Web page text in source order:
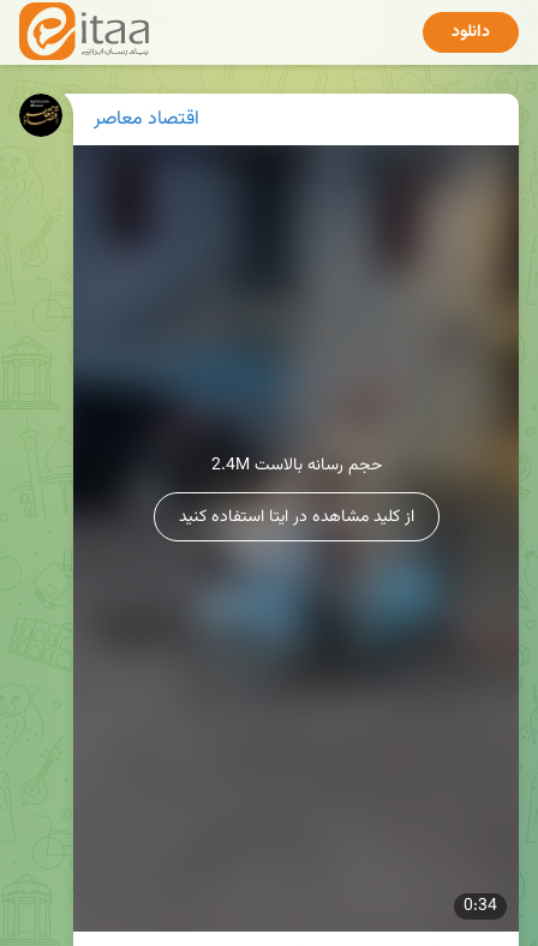
دانلود